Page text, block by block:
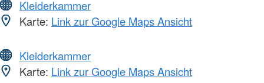
Kleiderkammer
Karte: Link zur Google Maps Ansicht
Kleiderkammer
Karte: Link zur Google Maps Ansicht